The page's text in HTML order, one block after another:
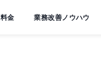
料金 業務改善ノウハウ